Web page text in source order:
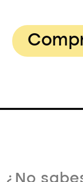
¿No